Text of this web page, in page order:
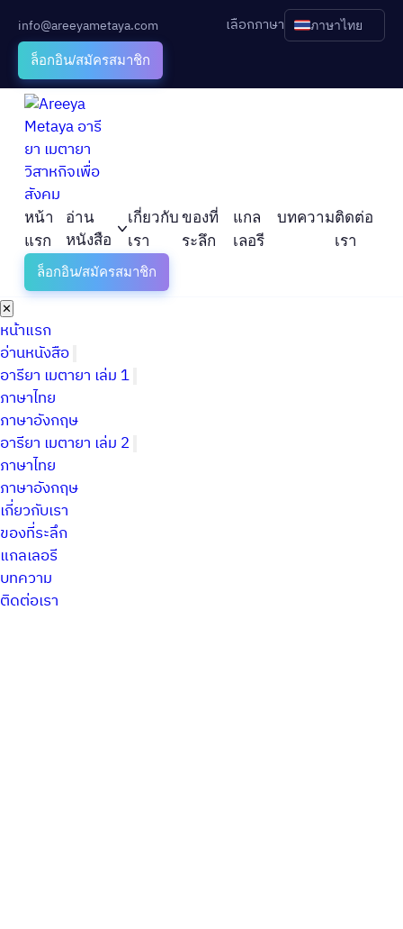
info@areeyametaya.com เลือกภาษา ภาษาไทย
ล็อกอิน/สมัครสมาชิก
หน้า
แรก
อ่าน
หนังสือ
เกี่ยวกับ
เรา
ของที่
ระลึก
แกล
เลอรี
บทความติดต่อ
เรา
ล็อกอิน/สมัครสมาชิก
✕
หน้าแรก
อ่านหนังสือ
อารียา เมตายา เล่ม 1
ภาษาไทย
ภาษาอังกฤษ
อารียา เมตายา เล่ม 2
ภาษาไทย
ภาษาอังกฤษ
เกี่ยวกับเรา
ของที่ระลึก
แกลเลอรี
บทความ
ติดต่อเรา